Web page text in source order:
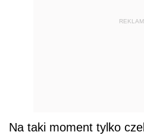
Na taki moment tylko